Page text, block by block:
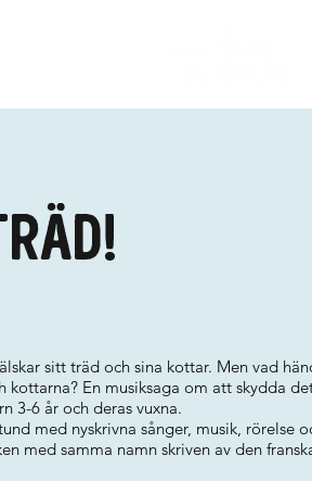
sitt träd och sina kottar. Men vad
En musiksaga om att skydda
3-6 år och deras vuxna.
med nyskrivna sånger, musik, rörelse
med samma namn skriven av den